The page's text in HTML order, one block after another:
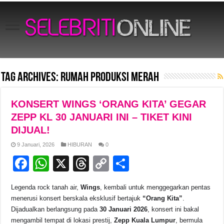
Tag Archives: Rumah Produksi Merah
KONSERT WINGS ‘ORANG KITA’ GEGAR
ZEPP KL 30 JANUARI INI – TIKET KINI
DIJUAL!
9 Januari, 2026 HIBURAN 0
F
c
e
W
at
s
X
T
e
a
C
p
y
ar
e
Legenda rock tanah air,Wings, kembali untuk menggegarkan pentas
menerusi konsert berskala eksklusif bertajuk “Orang Kita”.
Dijadualkan berlangsung pada30 Januari 2026, konsert ini bakal
mengambil tempat di lokasi prestij,Zepp Kuala Lumpur, bermula